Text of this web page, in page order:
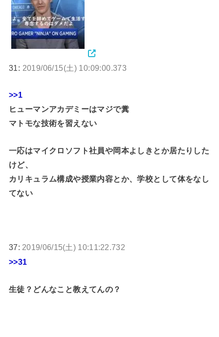
31: 2019/06/15(土) 10:09:00.373
>>1
ヒューマンアカデミーはマジで糞
マトモな技術を習えない
一応はマイクロソフト社員や岡本よしきとか居たりした
けど、
カリキュラム構成や授業内容とか、学校として体をなし
てない
37: 2019/06/15(土) 10:11:22.732
>>31
生徒？どんなこと教えてんの？